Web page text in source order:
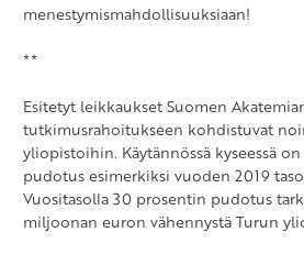
menestymismahdollisuuksiaan!
**
Esitetyt leikkaukset Suomen
tutkimusrahoitukseen kohdistuvat
yliopistoihin. Käytännössä kyseessä
pudotus esimerkiksi vuoden 2019
Vuositasolla 30 prosentin pudotus
miljoonan euron vähennystä Turun